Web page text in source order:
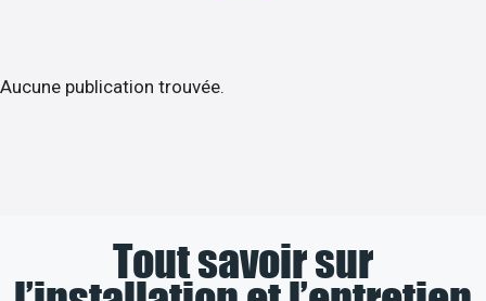
Aucune publication trouvée.
Tout savoir sur